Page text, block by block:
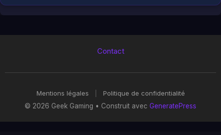
Contact
Mentions légales
Politique de confidentialité
© 2026 Geek Gaming • Construit avec GeneratePress